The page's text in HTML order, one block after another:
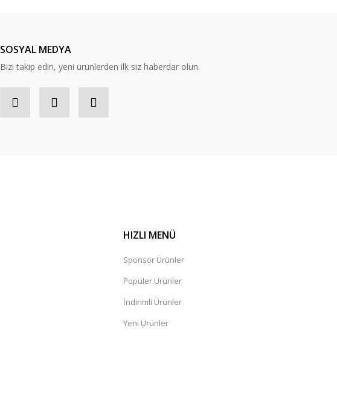
SOSYAL MEDYA
Bizi takip edin, yeni ürünlerden ilk siz haberdar olun.
HIZLI MENÜ
Sponsor Ürünler
Popüler Ürünler
İndirimli Ürünler
Yeni Ürünler